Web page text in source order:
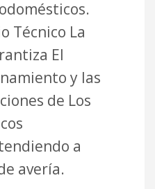
Técnico La
El
y las
de Los
a
avería.